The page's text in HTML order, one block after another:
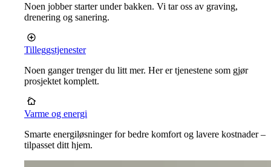
Noen jobber starter under bakken. Vi tar oss av graving,
drenering og sanering.
Tilleggstjenester
Noen ganger trenger du litt mer. Her er tjenestene som gjør
prosjektet komplett.
Varme og energi
Smarte energiløsninger for bedre komfort og lavere kostnader –
tilpasset ditt hjem.